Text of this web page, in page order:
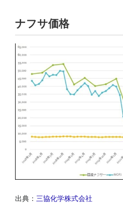
ナフサ価格
出典： 三協化学株式会社